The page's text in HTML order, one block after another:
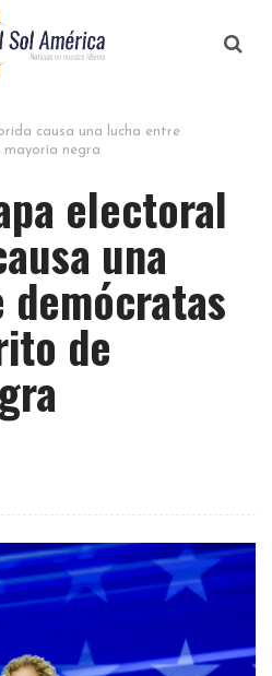
causa una lucha entre
negra
electoral
una
de